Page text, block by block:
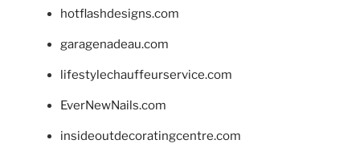
hotflashdesigns.com
garagenadeau.com
lifestylechauffeurservice.com
EverNewNails.com
insideoutdecoratingcentre.com